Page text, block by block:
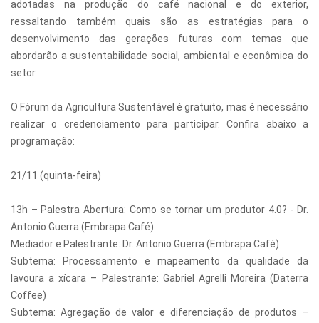
adotadas na produção do café nacional e do exterior,
ressaltando também quais são as estratégias para o
desenvolvimento das gerações futuras com temas que
abordarão a sustentabilidade social, ambiental e econômica do
setor.
O Fórum da Agricultura Sustentável é gratuito, mas é necessário
realizar o credenciamento para participar. Confira abaixo a
programação:
21/11 (quinta-feira)
13h – Palestra Abertura: Como se tornar um produtor 4.0? - Dr.
Antonio Guerra (Embrapa Café)
Mediador e Palestrante: Dr. Antonio Guerra (Embrapa Café)
Subtema: Processamento e mapeamento da qualidade da
lavoura a xícara – Palestrante: Gabriel Agrelli Moreira (Daterra
Coffee)
Subtema: Agregação de valor e diferenciação de produtos –